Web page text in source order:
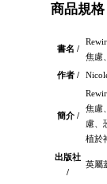
商品規格
書名 /
焦慮
作者 /
簡介 /
焦慮
慮、
植於
出版社
/
英屬